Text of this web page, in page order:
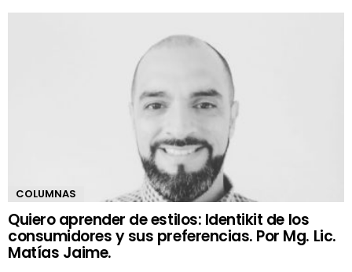
COLUMNAS
Quiero aprender de estilos: Identikit de los
consumidores y sus preferencias. Por Mg. Lic.
Matías Jaime.